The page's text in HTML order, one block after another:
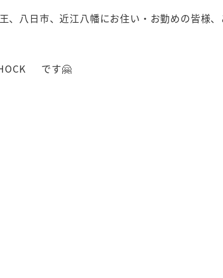
、八日市、近江八幡にお住い・お勤めの皆様
です🤗